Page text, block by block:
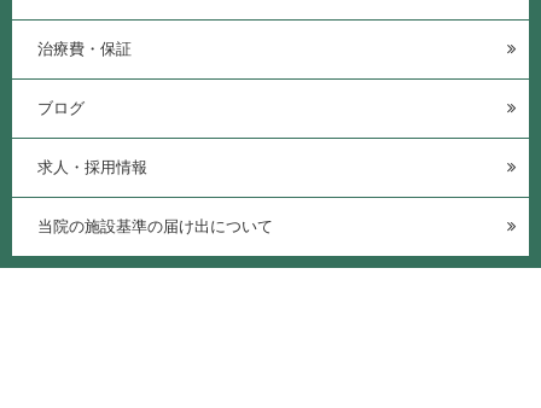
治療費・保証
ブログ
求人・採用情報
当院の施設基準の届け出について